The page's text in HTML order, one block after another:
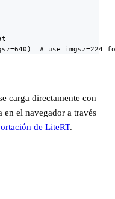
# use
carga directamente con
en el navegador a través
de LiteRT.